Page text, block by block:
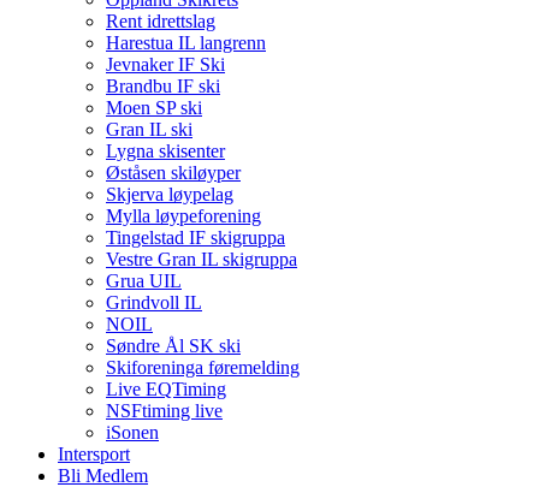
Rent idrettslag
Harestua IL langrenn
Jevnaker IF Ski
Brandbu IF ski
Moen SP ski
Gran IL ski
Lygna skisenter
Øståsen skiløyper
Skjerva løypelag
Mylla løypeforening
Tingelstad IF skigruppa
Vestre Gran IL skigruppa
Grua UIL
Grindvoll IL
NOIL
Søndre Ål SK ski
Skiforeninga føremelding
Live EQTiming
NSFtiming live
iSonen
Intersport
Bli Medlem